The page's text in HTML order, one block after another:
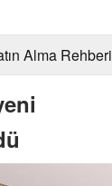
Alma Rehberi